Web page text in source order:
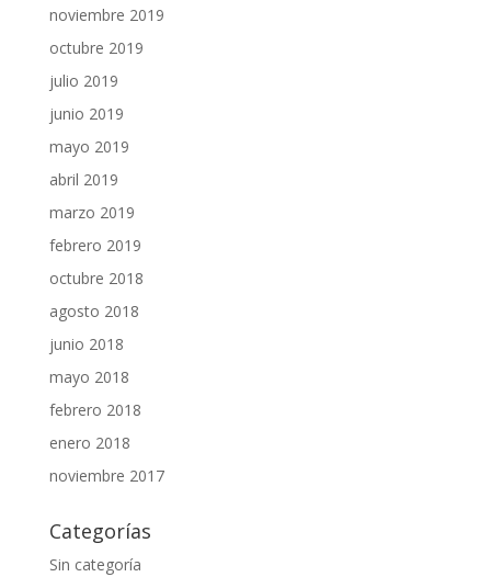
noviembre 2019
octubre 2019
julio 2019
junio 2019
mayo 2019
abril 2019
marzo 2019
febrero 2019
octubre 2018
agosto 2018
junio 2018
mayo 2018
febrero 2018
enero 2018
noviembre 2017
Categorías
Sin categoría